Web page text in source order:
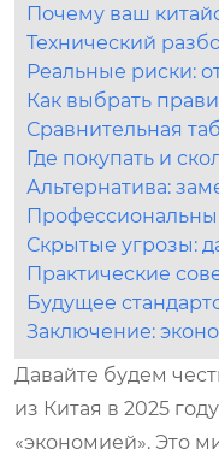
Почему ваш
Технический
Реальные риски:
Как выбрать
Сравнительная
Где покупать и
Альтернатива:
Скрытые угрозы:
Практические
Будущее
Заключение:
Давайте будем
из Китая в 2025
«экономией». Это